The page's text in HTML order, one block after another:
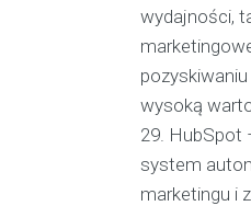
wydajności,
wysoką
HubSpot
system
marketingu i